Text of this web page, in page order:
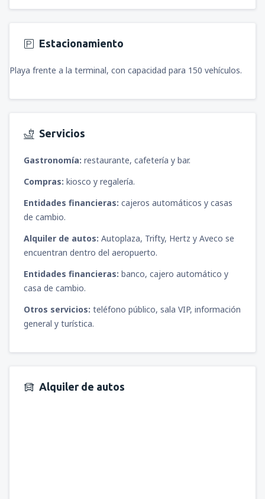
Estacionamiento
Playa frente a la terminal, con capacidad para 150 vehículos.
Servicios
Gastronomía: restaurante, cafetería y bar.
Compras: kiosco y regalería.
Entidades financieras: cajeros automáticos y casas
de cambio.
Alquiler de autos: Autoplaza, Trifty, Hertz y Aveco se
encuentran dentro del aeropuerto.
Entidades financieras: banco, cajero automático y
casa de cambio.
Otros servicios: teléfono público, sala VIP, información
general y turística.
Alquiler de autos